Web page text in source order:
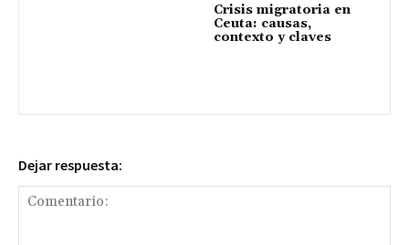
Crisis migratoria en
Ceuta: causas,
contexto y claves
Dejar respuesta: